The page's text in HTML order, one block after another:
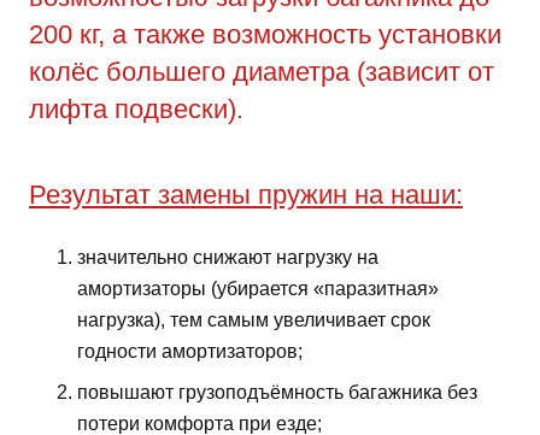
200 кг, а также возможность установки
колёс большего диаметра (зависит от
лифта подвески).
Результат замены пружин на наши:
значительно снижают нагрузку на
амортизаторы (убирается «паразитная»
нагрузка), тем самым увеличивает срок
годности амортизаторов;
повышают грузоподъёмность багажника без
потери комфорта при езде;